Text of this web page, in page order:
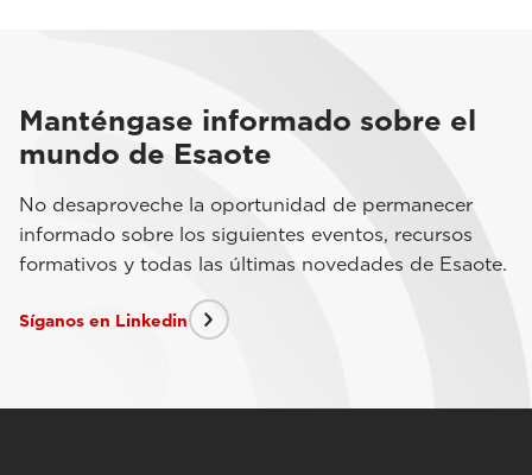
Manténgase informado sobre el
mundo de Esaote
No desaproveche la oportunidad de permanecer
informado sobre los siguientes eventos, recursos
formativos y todas las últimas novedades de Esaote.
Síganos en Linkedin